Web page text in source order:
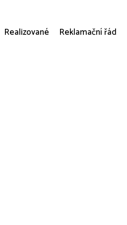
Realizované Reklamační řád